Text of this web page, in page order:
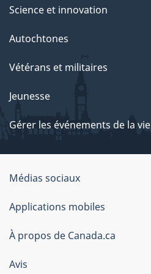
Science et innovation
Autochtones
Vétérans et militaires
Jeunesse
Gérer les événements de la vie
Organisation
du
gouvernement
du
Canada
Médias sociaux
Applications mobiles
À propos de Canada.ca
Avis